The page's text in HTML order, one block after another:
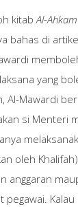
kitabAl-
bahas di
yang
Al-Mawardi
si Menteri
oleh
anggaran
pegawai.